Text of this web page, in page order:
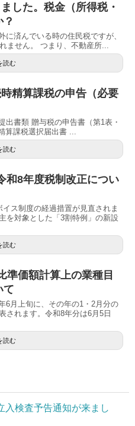
した。税金（所得税・
済んでいる時の住民税ですが、
ません。 つまり、不動産所...
読む
精算課税の申告（必要
書類 贈与税の申告書（第1表・
算課税選択届出書 ...
読む
和8年度税制改正につい
ス制度の経過措置が見直されま
を対象とした「3割特例」の新設
読む
価額計算上の業種目
て
月上旬に、その年の1・2月分の
されます。令和8年分は6月5日
読む
検査予告通知が来まし